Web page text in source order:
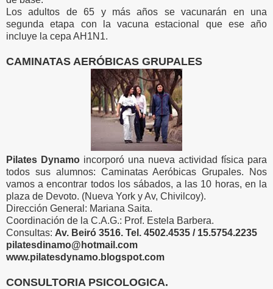
Los adultos de 65 y más años se vacunarán en una
segunda etapa con la vacuna estacional que ese año
incluye la cepa AH1N1.
CAMINATAS AERÓBICAS GRUPALES
Pilates Dynamo incorporó una nueva actividad física para
todos sus alumnos: Caminatas Aeróbicas Grupales. Nos
vamos a encontrar todos los sábados, a las 10 horas, en la
plaza de Devoto. (Nueva York y Av, Chivilcoy).
Dirección General: Mariana Saita.
Coordinación de la C.A.G.: Prof. Estela Barbera.
Consultas: Av. Beiró 3516. Tel. 4502.4535 / 15.5754.2235
pilatesdinamo@hotmail.com
www.pilatesdynamo.blogspot.com
CONSULTORIA PSICOLOGICA.